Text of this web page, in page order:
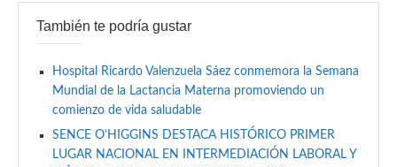
También te podría gustar
Hospital Ricardo Valenzuela Sáez conmemora la Semana
Mundial de la Lactancia Materna promoviendo un
comienzo de vida saludable
SENCE O’HIGGINS DESTACA HISTÓRICO PRIMER
LUGAR NACIONAL EN INTERMEDIACIÓN LABORAL Y